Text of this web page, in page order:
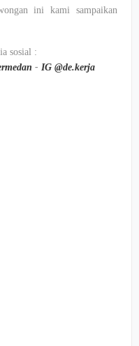
ini kami sampaikan
sosial :
- IG @de.kerja